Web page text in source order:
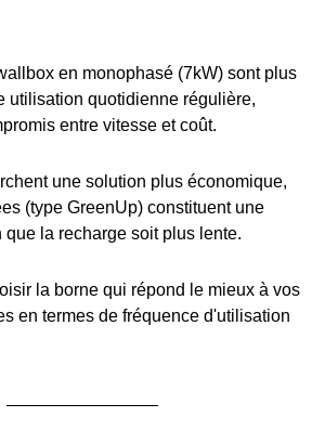
en monophasé (7kW) sont plus
utilisation quotidienne régulière,
entre vitesse et coût.
une solution plus économique,
(type GreenUp) constituent une
la recharge soit plus lente.
la borne qui répond le mieux à vos
en termes de fréquence d'utilisation